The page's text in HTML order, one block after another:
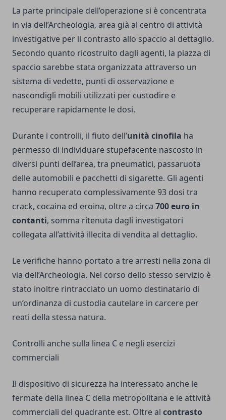
La parte principale dell’operazione si è concentrata
in via dell’Archeologia, area già al centro di attività
investigative per il contrasto allo spaccio al dettaglio.
Secondo quanto ricostruito dagli agenti, la piazza di
spaccio sarebbe stata organizzata attraverso un
sistema di vedette, punti di osservazione e
nascondigli mobili utilizzati per custodire e
recuperare rapidamente le dosi.
Durante i controlli, il fiuto dell’unità cinofila ha
permesso di individuare stupefacente nascosto in
diversi punti dell’area, tra pneumatici, passaruota
delle automobili e pacchetti di sigarette. Gli agenti
hanno recuperato complessivamente 93 dosi tra
crack, cocaina ed eroina, oltre a circa 700 euro in
contanti, somma ritenuta dagli investigatori
collegata all’attività illecita di vendita al dettaglio.
Le verifiche hanno portato a tre arresti nella zona di
via dell’Archeologia. Nel corso dello stesso servizio è
stato inoltre rintracciato un uomo destinatario di
un’ordinanza di custodia cautelare in carcere per
reati della stessa natura.
Controlli anche sulla linea C e negli esercizi
commerciali
Il dispositivo di sicurezza ha interessato anche le
fermate della linea C della metropolitana e le attività
commerciali del quadrante est. Oltre al contrasto